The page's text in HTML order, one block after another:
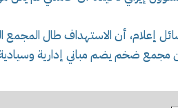
إعلام، أن الاستهداف طال المجمع
مجمع ضخم يضم مباني إدارية